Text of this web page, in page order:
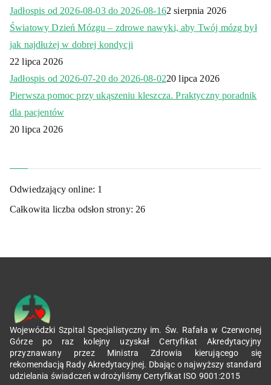
Jadłospis od 2026-08-03 do 2026-08-162 sierpnia 2026
Światowy Dzień Mózgu – zdrowe nawyki, aby Twój mózg był
jak najdłużej w dobrej kondycji
22 lipca 2026
Jadłospis od 2026-07-20 do 2026-08-0220 lipca 2026
Pierwsza pomoc przy ukąszeniu kleszcza. Praktyczny poradnik
dla pacjentów
20 lipca 2026
Odwiedzający online: 1
Całkowita liczba odsłon strony: 26
Wojewódzki Szpital Specjalistyczny im. Św. Rafała w Czerwonej
Górze po raz kolejny uzyskał Certyfikat Akredytacyjny
przyznawany przez Ministra Zdrowia kierującego się
rekomendacją Rady Akredytacyjnej. Dbając o najwyższy standard
udzielania świadczeń wdrożyliśmy Certyfikat ISO 9001:2015